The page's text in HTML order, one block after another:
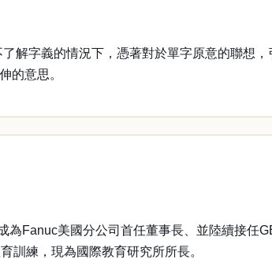
解字義的情況下，憑著對於單字原意的聯想，
的意思。
Fanuc美國分公司首任董事長、並陸續接任
訓練，現為國際教育研究所所長。